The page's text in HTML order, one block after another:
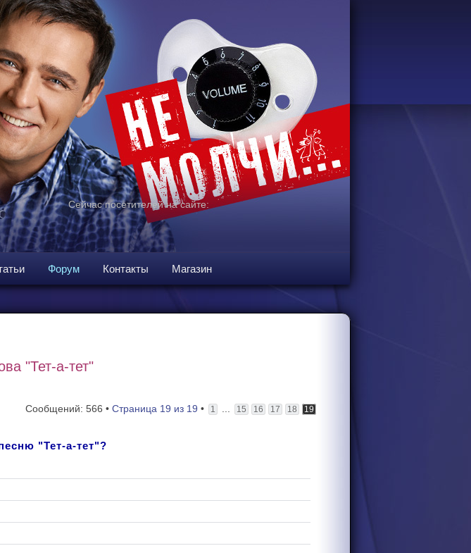
Сейчас посетителей на сайте:
Форум Контакты Магазин
"Тет-а-тет"
Сообщений: 566 • Страница 19 из 19 • 1 ... 15 16 17 18 19
"Тет-а-тет"?